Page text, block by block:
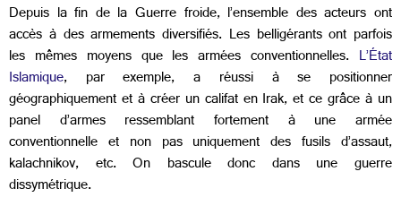
Depuis la fin de la Guerre froide, l’ensemble des acteurs ont
accès à des armements diversifiés. Les belligérants ont parfois
les mêmes moyens que les armées conventionnelles. L’État
Islamique, par exemple, a réussi à se positionner
géographiquement et à créer un califat en Irak, et ce grâce à un
panel d’armes ressemblant fortement à une armée
conventionnelle et non pas uniquement des fusils d’assaut,
kalachnikov, etc. On bascule donc dans une guerre
dissymétrique.